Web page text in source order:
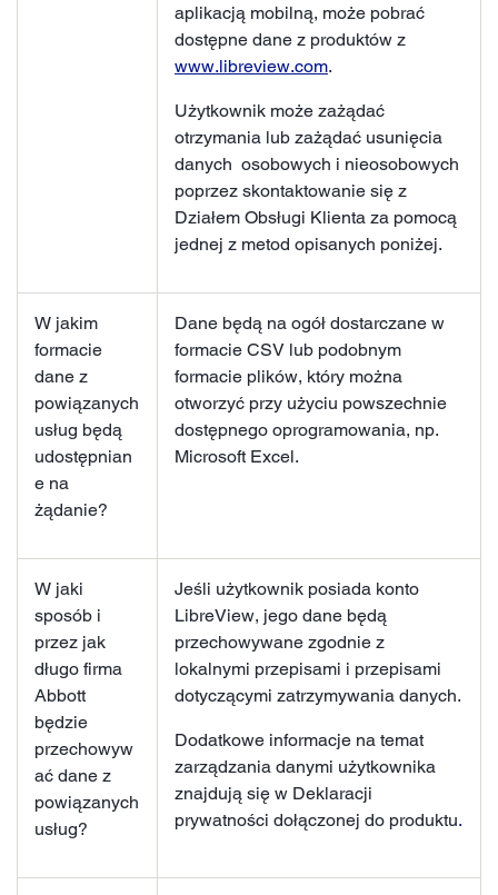
aplikacją mobilną, może pobrać
dostępne dane z produktów z
www.libreview.com.
Użytkownik może zażądać
otrzymania lub zażądać usunięcia
danych osobowych i nieosobowych
poprzez skontaktowanie się z
Działem Obsługi Klienta za pomocą
jednej z metod opisanych poniżej.
W jakim
formacie
dane z
powiązanych
usług będą
udostępnian
e na
żądanie?
Dane będą na ogół dostarczane w
formacie CSV lub podobnym
formacie plików, który można
otworzyć przy użyciu powszechnie
dostępnego oprogramowania, np.
Microsoft Excel.
W jaki
sposób i
przez jak
długo firma
Abbott
będzie
przechowyw
ać dane z
powiązanych
usług?
Jeśli użytkownik posiada konto
LibreView, jego dane będą
przechowywane zgodnie z
lokalnymi przepisami i przepisami
dotyczącymi zatrzymywania danych.
Dodatkowe informacje na temat
zarządzania danymi użytkownika
znajdują się w Deklaracji
prywatności dołączonej do produktu.